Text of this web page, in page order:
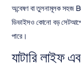
অন্বেষণ বা তুলনামূলক সহজ
ডিভাইসও কোনো বড় সেটআপের
পারে।
ব্যাটারি লাইফ